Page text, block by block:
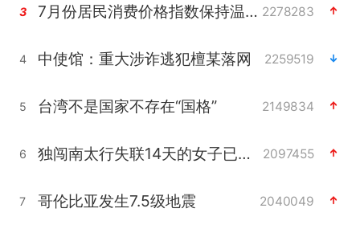
3 7月份居民消费价格指数保持温和上涨 2278283
4 中使馆：重大涉诈逃犯檀某落网 2259519
5 台湾不是国家不存在“国格” 2149834
6 独闯南太行失联14天的女子已找到 2097455
7 哥伦比亚发生7.5级地震 2040049